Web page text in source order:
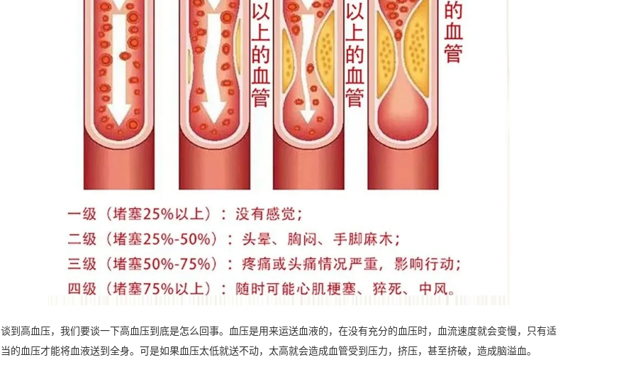
谈到高血压，我们要谈一下高血压到底是怎么回事。血压是用来运送血液的，在没有充分的血压时，血流速度就会变慢，只有适
当的血压才能将血液送到全身。可是如果血压太低就送不动，太高就会造成血管受到压力，挤压，甚至挤破，造成脑溢血。